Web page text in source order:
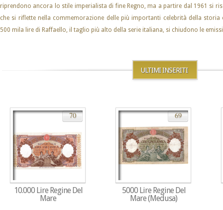
riprendono ancora lo stile imperialista di fine Regno, ma a partire dal 1961 si
che si riflette nella commemorazione delle più importanti celebrità della
500 mila lire di Raffaello, il taglio più alto della serie italiana, si chiudono le
ULTIMI INSERITI
70
10.000 Lire Regine Del
Mare
69
5000 Lire Regine Del
Mare (Medusa)